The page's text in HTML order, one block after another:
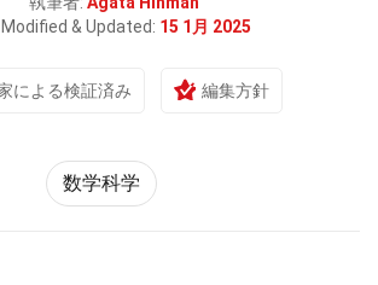
Modified & Updated: 15 1月 2025
による検証済み 編集方針
数学科学